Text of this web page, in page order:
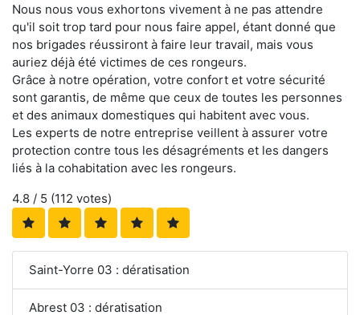
Nous nous vous exhortons vivement à ne pas attendre
qu'il soit trop tard pour nous faire appel, étant donné que
nos brigades réussiront à faire leur travail, mais vous
auriez déjà été victimes de ces rongeurs.
Grâce à notre opération, votre confort et votre sécurité
sont garantis, de même que ceux de toutes les personnes
et des animaux domestiques qui habitent avec vous.
Les experts de notre entreprise veillent à assurer votre
protection contre tous les désagréments et les dangers
liés à la cohabitation avec les rongeurs.
4.8 / 5 (112 votes)
Saint-Yorre 03 : dératisation
Abrest 03 : dératisation